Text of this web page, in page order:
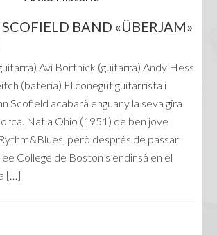
BAND «ÜBERJAM»
Avi Bortnick (guitarra) Andy Hess
(bateria) El conegut guitarrista i
Scofield acabarà enguany la seva gira
Nat a Ohio (1951) de ben jove
però després de passar
College de Boston s’endinsà en el
[…]